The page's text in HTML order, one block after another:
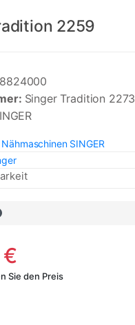
2259
Singer Tradition 2273
Nähmaschinen SINGER
€
Sie den Preis